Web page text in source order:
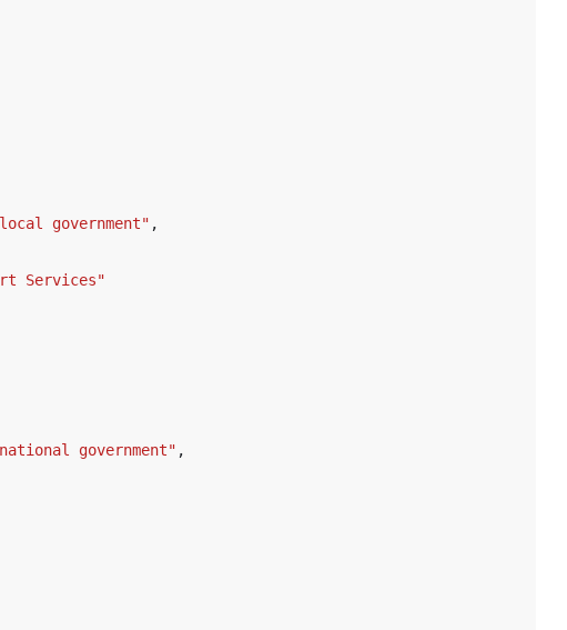
government" ,
Services"
government" ,